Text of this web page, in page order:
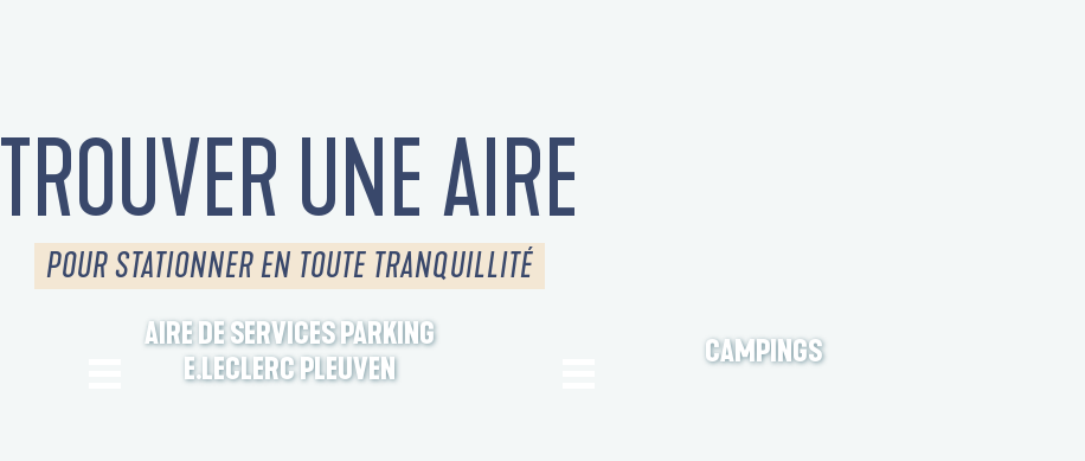
TROUVER UNE AIRE
POUR STATIONNER EN TOUTE TRANQUILLITÉ
AIRE DE SERVICES PARKING
E.LECLERC PLEUVEN
CAMPINGS